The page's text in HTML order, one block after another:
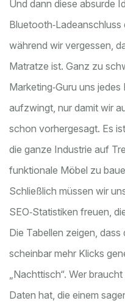
Und dann diese absurde
während wir vergessen,
Matratze ist. Ganz zu
Marketing‑Guru uns jedes
aufzwingt, nur damit wir
schon vorhergesagt. Es
die ganze Industrie auf
funktionale Möbel zu
Schließlich müssen wir
SEO‑Statistiken freuen,
Die Tabellen zeigen, dass
scheinbar mehr Klicks
„Nachttisch“. Wer
Daten hat, die einem